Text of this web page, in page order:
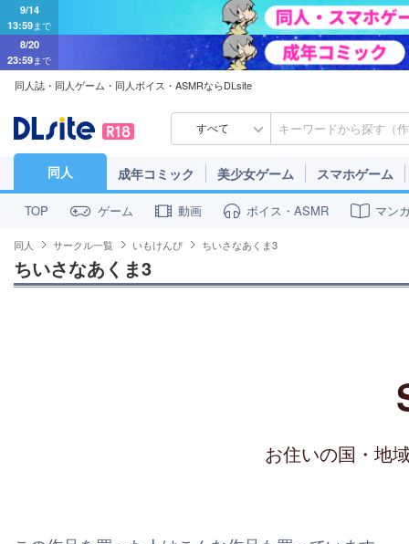
9/14
13:59まで
8/20
23:59まで
同人誌・同人ゲーム・同人ボイス・ASMRならDLsite
すべて
同人 成年コミック 美少女ゲーム スマホゲーム
TOP ゲーム 動画 ボイス・ASMR マン
同人 サークル一覧 いもけんぴ ちいさなあくま3
ちいさなあくま3
お住いの国・地